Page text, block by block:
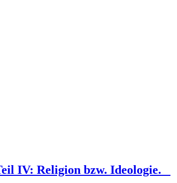
IV: Religion bzw. Ideologie. _